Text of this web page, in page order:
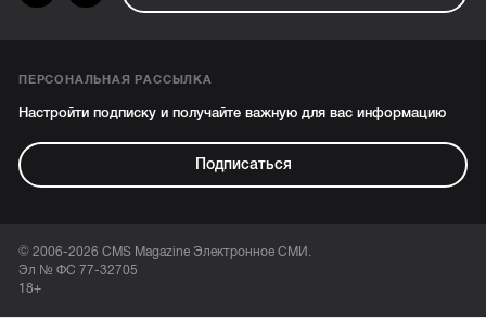
ПЕРСОНАЛЬНАЯ РАССЫЛКА
Настройти подписку и получайте важную для вас информацию
Подписаться
© 2006-2026 CMS Magazine Электронное СМИ.
Эл № ФС 77-32705
18+